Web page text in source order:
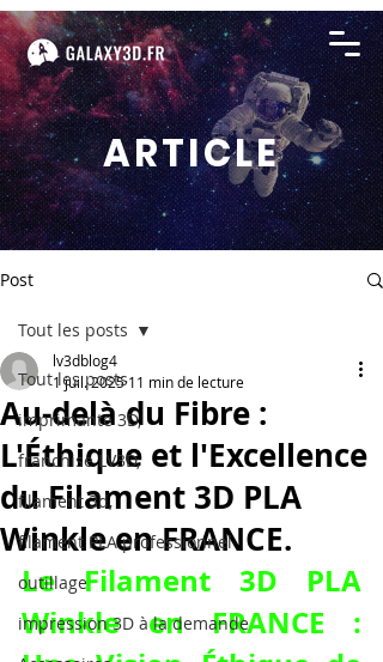
ARTICLE
Post
Tout les posts
imprimante 3D,
franchise LV3D,
filament 3d,
filament PLA professionnel
outillage
impression 3D à la demande
Tout les posts
Au-delà du Fibre :
L'Éthique et l'Excellence
du Filament 3D PLA
Winkle en FRANCE.
lv3dblog4
1 juil. 2025 11 min de lecture
Le Filament 3D PLA
Winkle en FRANCE :